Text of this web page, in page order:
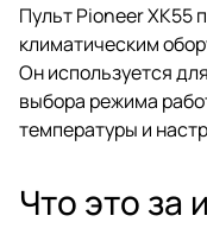
Пульт Pioneer XK55
климатическим
Он используется
выбора режима
температуры и
Что это за